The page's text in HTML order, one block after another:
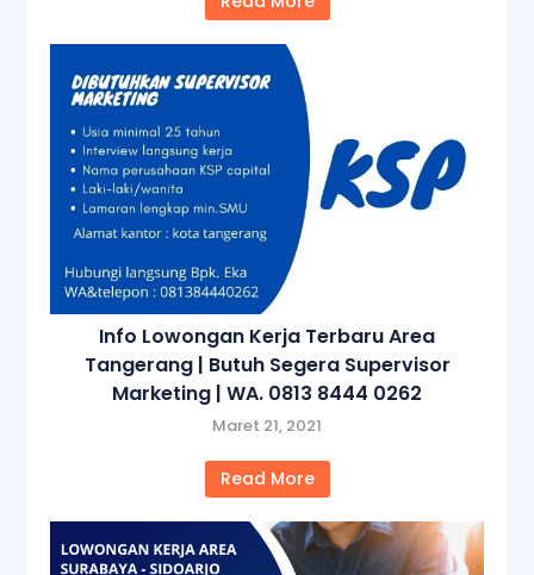
Info Lowongan Kerja Terbaru Area
Tangerang | Butuh Segera Supervisor
Marketing | WA. 0813 8444 0262
Maret 21, 2021
Read More